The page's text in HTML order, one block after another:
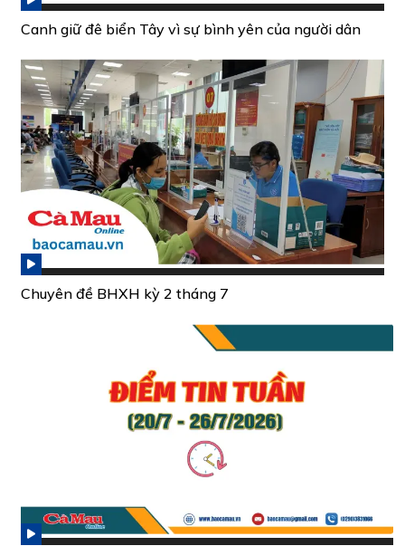
Canh giữ đê biển Tây vì sự bình yên của người dân
Chuyên đề BHXH kỳ 2 tháng 7